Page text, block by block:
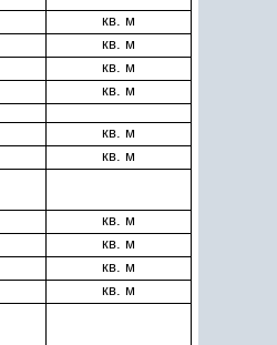
кв. м
кв. м
кв. м
кв. м
кв. м
кв. м
кв. м
кв. м
кв. м
кв. м